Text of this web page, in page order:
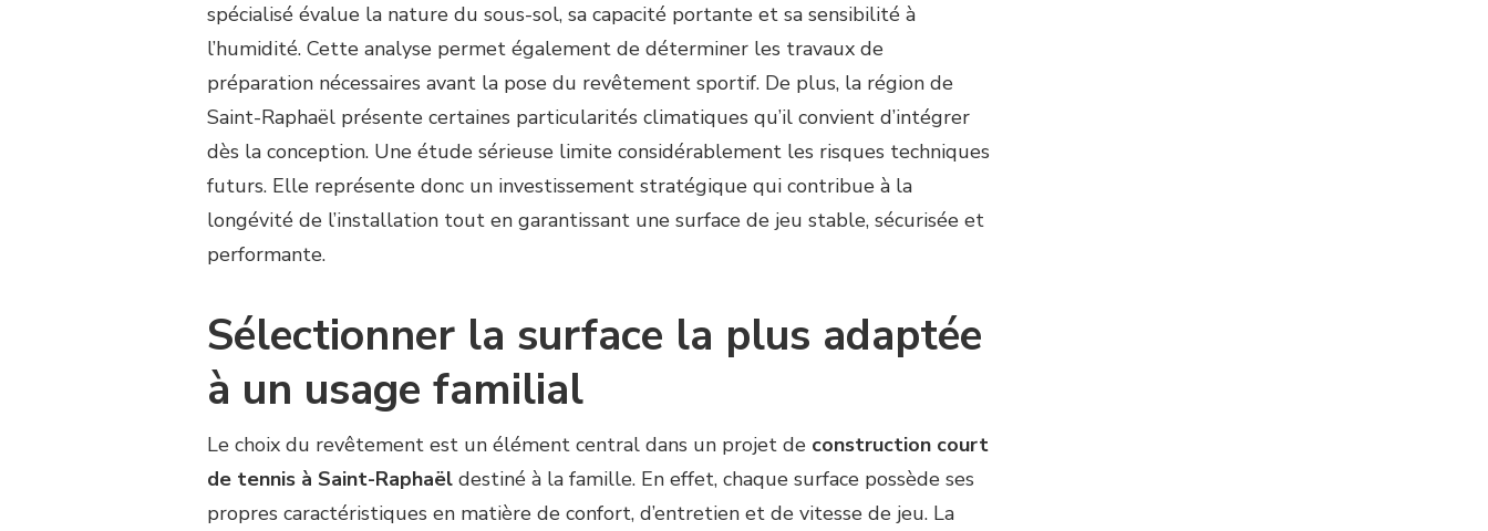
spécialisé évalue la nature du sous-sol, sa capacité portante et sa sensibilité à
l’humidité. Cette analyse permet également de déterminer les travaux de
préparation nécessaires avant la pose du revêtement sportif. De plus, la région de
Saint-Raphaël présente certaines particularités climatiques qu’il convient d’intégrer
dès la conception. Une étude sérieuse limite considérablement les risques techniques
futurs. Elle représente donc un investissement stratégique qui contribue à la
longévité de l’installation tout en garantissant une surface de jeu stable, sécurisée et
performante.
Sélectionner la surface la plus adaptée
à un usage familial
Le choix du revêtement est un élément central dans un projet de construction court
de tennis à Saint-Raphaël destiné à la famille. En effet, chaque surface possède ses
propres caractéristiques en matière de confort, d’entretien et de vitesse de jeu. La